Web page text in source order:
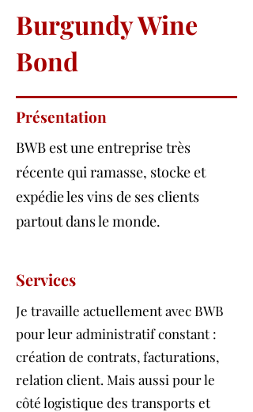
Burgundy Wine
Bond
Présentation
BWB est une entreprise très
récente qui ramasse, stocke et
expédie les vins de ses clients
partout dans le monde.
Services
Je travaille actuellement avec BWB
pour leur administratif constant :
création de contrats, facturations,
relation client. Mais aussi pour le
côté logistique des transports et